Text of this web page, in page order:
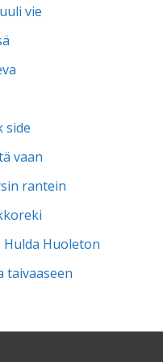
vie
side
vaan
rantein
Hulda Huoleton
taivaaseen